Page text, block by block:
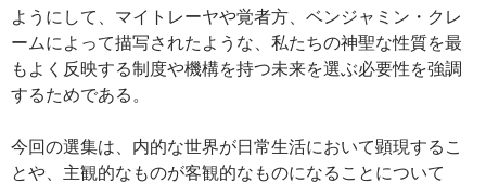
ようにして、マイトレーヤや覚者方、ベンジャミン・クレ
ームによって描写されたような、私たちの神聖な性質を最
もよく反映する制度や機構を持つ未来を選ぶ必要性を強調
するためである。
今回の選集は、内的な世界が日常生活において顕現するこ
とや、主観的なものが客観的なものになることについて